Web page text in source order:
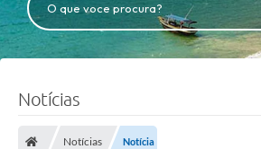
O que voce procura?
Notícias
Notícias Notícia